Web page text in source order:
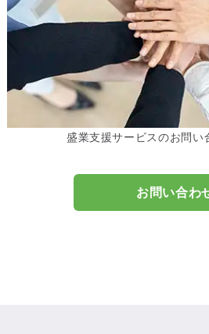
盛業支援サービスのお問い
お問い合わ